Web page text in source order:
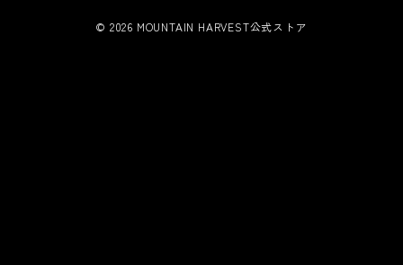
© 2026 MOUNTAIN HARVEST公式ストア